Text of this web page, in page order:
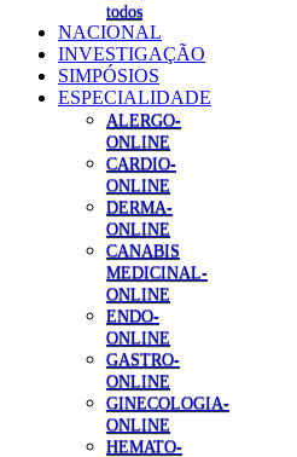
todos
NACIONAL
INVESTIGAÇÃO
SIMPÓSIOS
ESPECIALIDADE
ALERGO-
ONLINE
CARDIO-
ONLINE
DERMA-
ONLINE
CANABIS
MEDICINAL-
ONLINE
ENDO-
ONLINE
GASTRO-
ONLINE
GINECOLOGIA-
ONLINE
HEMATO-